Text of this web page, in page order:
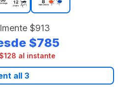
$913
$785
al instante
all 3